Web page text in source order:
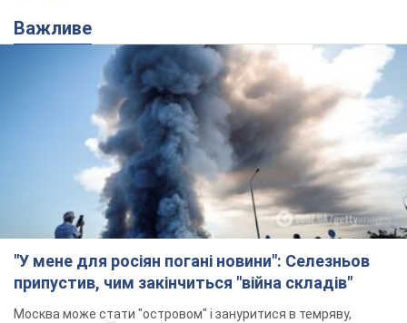
Важливе
"У мене для росіян погані новини": Селезньов
припустив, чим закінчиться "війна складів"
Москва може стати "островом" і зануритися в темряву,